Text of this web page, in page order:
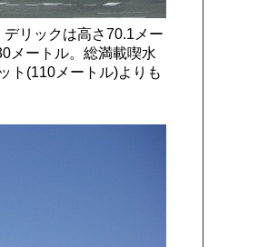
デリックは高さ70.1メー
メートル。総満載喫水
ト(110メートル)よりも